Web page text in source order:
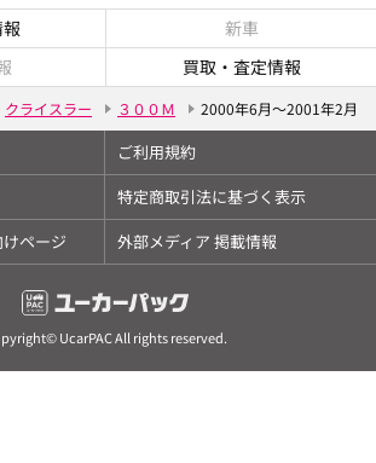
新車
買取・査定情報
クライスラー ３００Ｍ 2000年6月～2001年2月
ご利用規約
特定商取引法に基づく表示
ページ
外部メディア 掲載情報
UcarPAC All rights reserved.